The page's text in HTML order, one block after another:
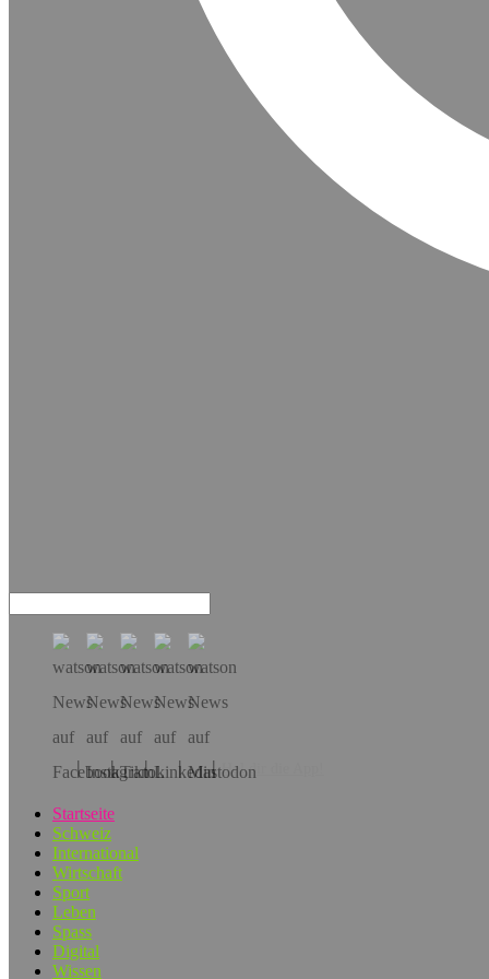
Hol dir die App!
Startseite
Schweiz
International
Wirtschaft
Sport
Leben
Spass
Digital
Wissen